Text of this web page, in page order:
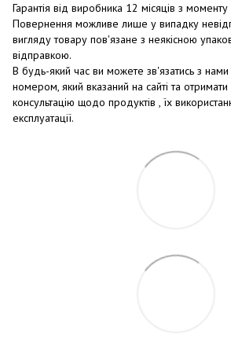
Гарантія від виробника 12 місяців з моменту
Повернення можливе лише у випадку
вигляду товару пов'язане з неякісною
відправкою.
В будь-який час ви можете зв'язатись з нами
номером, який вказаний на сайті та
консультацію щодо продуктів , їх
експлуатації.